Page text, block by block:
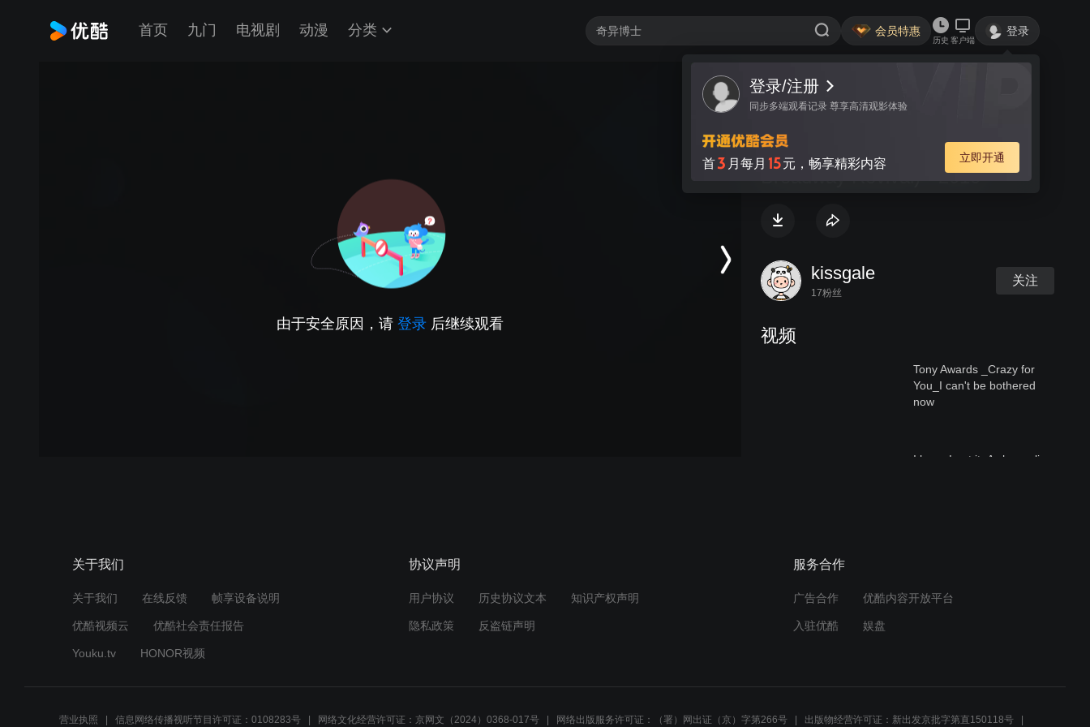
首页 九门 电视剧 动漫 分类 会员特惠
历史 客户端
登录
登录/注册
同步多端观看记录 尊享高清观影体验
首3 月每月 15元，畅享精彩内容 立即开通
由于安全原因，请 登录 后继续观看
视频 讨论
Promises, Promises (2010
Broadway Revival) - 2010
kissgale
17粉丝
关注
视频
Tony Awards _Crazy for
You_I can't be bothered
now
I hope I get it_A chorus line
关于我们
关于我们 在线反馈 帧享设备说明
优酷视频云 优酷社会责任报告
Youku.tv HONOR视频
协议声明
用户协议 历史协议文本 知识产权声明
隐私政策 反盗链声明
服务合作
广告合作 优酷内容开放平台
入驻优酷 娱盘
营业执照 信息网络传播视听节目许可证：0108283号 网络文化经营许可证：京网文（2024）0368-017号 网络出版服务许可证：（署）网出证（京）字第266号 出版物经营许可证：新出发京批字第直150118号